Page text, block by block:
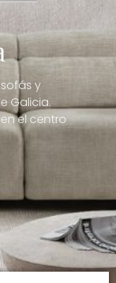
y
Galicia.
el centro